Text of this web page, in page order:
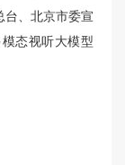
台、北京市委宣
态视听大模型